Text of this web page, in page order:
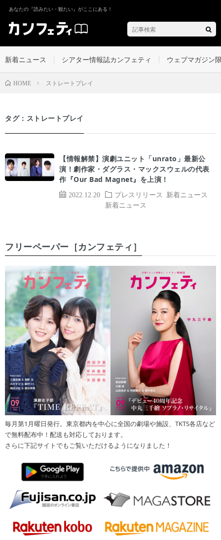
あなたの『読みたい・観たい』がここにある！
新着ニュース シアター情報誌カンフェティ ウェブマガジン
HOME ストレートプレイ
タグ：ストレートプレイ
2022.12.20 プレスリリース
新着ニュース
新着ニュース
【情報解禁】演劇ユニット「unrato」最新公
演！劇作家・ダグラス・マックスウェルの代表
作『Our Bad Magnet』を上演！
フリーペーパー［カンフェティ］
毎月第1月曜日発行。東京都内を中心に全国の劇場や施設、TKTS各店など
で無料配布中！配送も対応しております。
さらに下記サイトでもご覧いただけるようになりました！